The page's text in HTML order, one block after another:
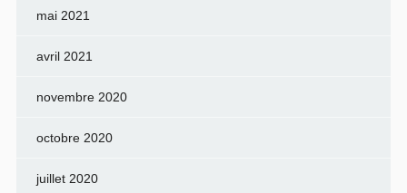
mai 2021
avril 2021
novembre 2020
octobre 2020
juillet 2020